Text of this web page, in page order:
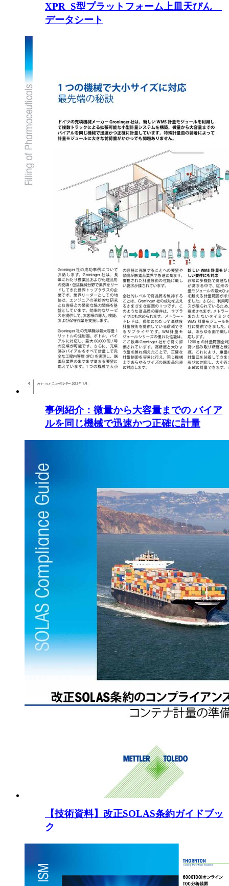
XPR_S型プラットフォーム上皿天びん
データシート
事例紹介：微量から大容量までの バイア
ルを同じ機械で迅速かつ正確に計量
【技術資料】改正SOLAS条約ガイドブッ
ク